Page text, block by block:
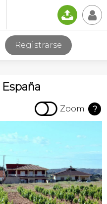
📤 👤
Registrarse
 Zoom ?